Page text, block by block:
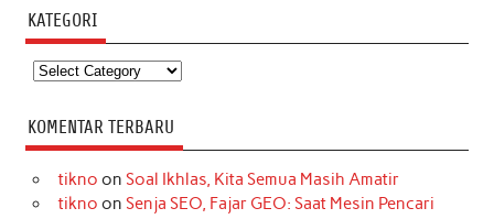
KATEGORI
Kategori
KOMENTAR TERBARU
tikno on Soal Ikhlas, Kita Semua Masih Amatir
tikno on Senja SEO, Fajar GEO: Saat Mesin Pencari